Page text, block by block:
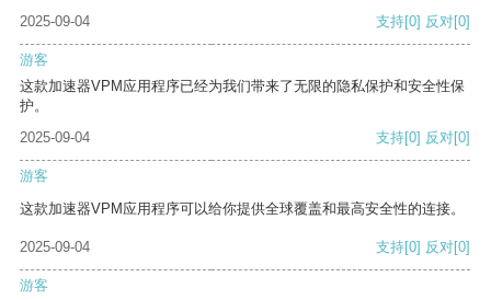
2025-09-04
支持[0] 反对[0]
游客
这款加速器VPM应用程序已经为我们带来了无限的隐私保护和安全性保
护。
2025-09-04
支持[0] 反对[0]
游客
这款加速器VPM应用程序可以给你提供全球覆盖和最高安全性的连接。
2025-09-04 支持[0] 反对[0]
游客